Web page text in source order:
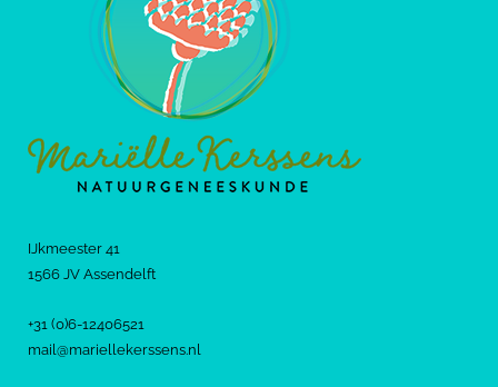
IJkmeester 41
1566 JV Assendelft
+31 (0)6-12406521
mail@mariellekerssens.nl